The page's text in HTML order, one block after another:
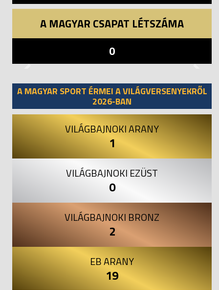
A MAGYAR CSAPAT LÉTSZÁMA
0
A MAGYAR SPORT ÉRMEI A VILÁGVERSENYEKRŐL
2026-BAN
VILÁGBAJNOKI ARANY
1
VILÁGBAJNOKI EZÜST
0
VILÁGBAJNOKI BRONZ
2
EB ARANY
19